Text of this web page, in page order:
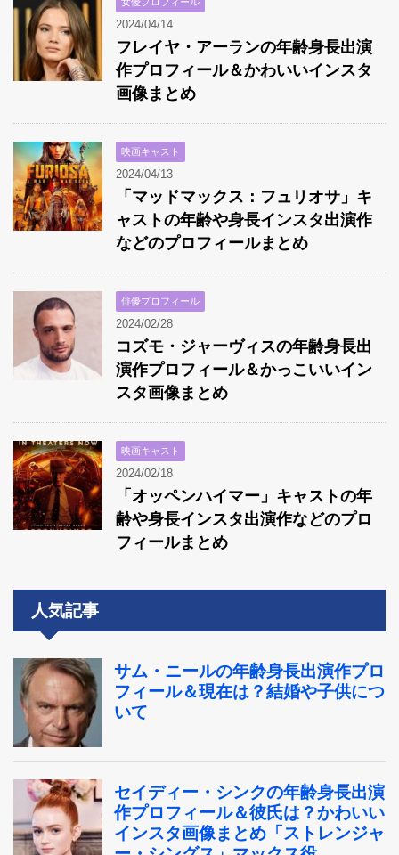
2024/04/14
フレイヤ・アーランの年齢身長出演
作プロフィール＆かわいいインスタ
画像まとめ
映画キャスト
2024/04/13
「マッドマックス：フュリオサ」キ
ャストの年齢や身長インスタ出演作
などのプロフィールまとめ
俳優プロフィール
2024/02/28
コズモ・ジャーヴィスの年齢身長出
演作プロフィール＆かっこいいイン
スタ画像まとめ
映画キャスト
2024/02/18
「オッペンハイマー」キャストの年
齢や身長インスタ出演作などのプロ
フィールまとめ
人気記事